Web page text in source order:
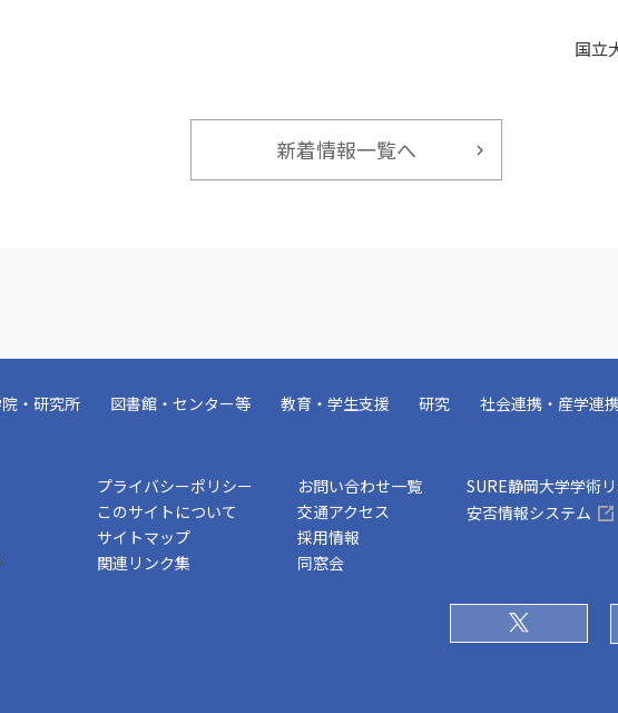
国立
新着情報一覧へ
・研究所 図書館・センター等 教育・学生支援 研究 社会連携・産学連
プライバシーポリシー
このサイトについて
サイトマップ
関連リンク集
お問い合わせ一覧
交通アクセス
採用情報
同窓会
SURE静岡大学学術
安否情報システム